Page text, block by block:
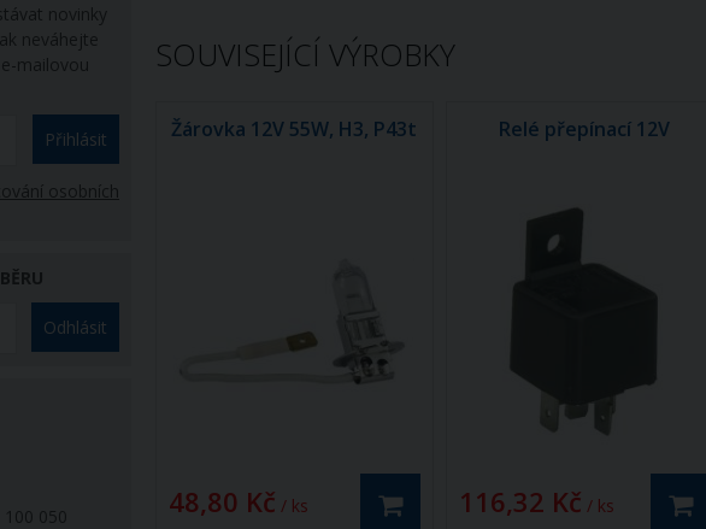
SOUVISEJÍCÍ VÝROBKY
Žárovka 12V 55W, H3, P43t
48,80 Kč / ks
Relé přepínací 12V
116,32 Kč / ks
novinky
neváhejte
mailovou
Přihlásit
osobních
Odhlásit
050